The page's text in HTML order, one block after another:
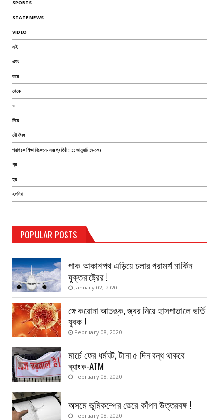
SPORTS
STATE NEWS
VIDEO
এই
এবং
করে
থেকে
ধ
নিয়ে
নৌ ঔষধ
পরাণচক শিক্ষানিকেতন-এর(প্রতিষ্ঠা : ১১ জানুয়ারি ১৯০৭)
প্র
হয়
হলদিয়া
POPULAR POSTS
TEST PAGE
Haldia Bandar August 14, 2019
পাক আকাশপথ এড়িয়ে চলার পরামর্শ মার্কিন
যুক্তরাষ্ট্রের !
January 02, 2020
ঙ্গে করোনা আতঙ্ক, জ্বর নিয়ে হাসপাতালে ভর্তি
যুবক !
February 08, 2020
মার্চে ফের ধর্মঘট, টানা ৫ দিন বন্ধ থাকবে
ব্যাংক-ATM
February 08, 2020
অসমে ভূমিকম্পের জেরে কাঁপল উত্তরবঙ্গ !
February 08, 2020